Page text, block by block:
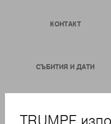
КОНТАКТ
СЪБИТИЯ И ДАТИ
ОНЛАЙН УСЛУГИ